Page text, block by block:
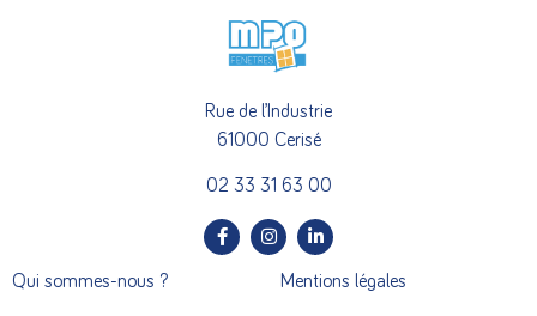
Rue de l’Industrie
61000 Cerisé
02 33 31 63 00
Qui sommes-nous ? Mentions légales